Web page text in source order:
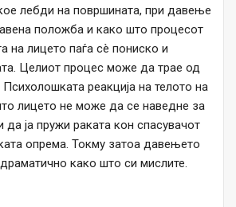
лебди на површината, при давење
положба и како што процесот
на лицето паѓа сè пониско и
Целиот процес може да трае од
реакција на телото на
лицето не може да се наведне за
ја пружи раката кон спасувачот
опрема. Токму затоа давењето
како што си мислите.